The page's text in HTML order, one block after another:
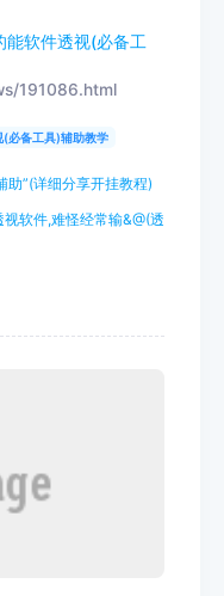
软件透视(必备工
191086.html
必备工具)辅助教学
助”(详细分享开挂教程)
软件,难怪经常输&@(透